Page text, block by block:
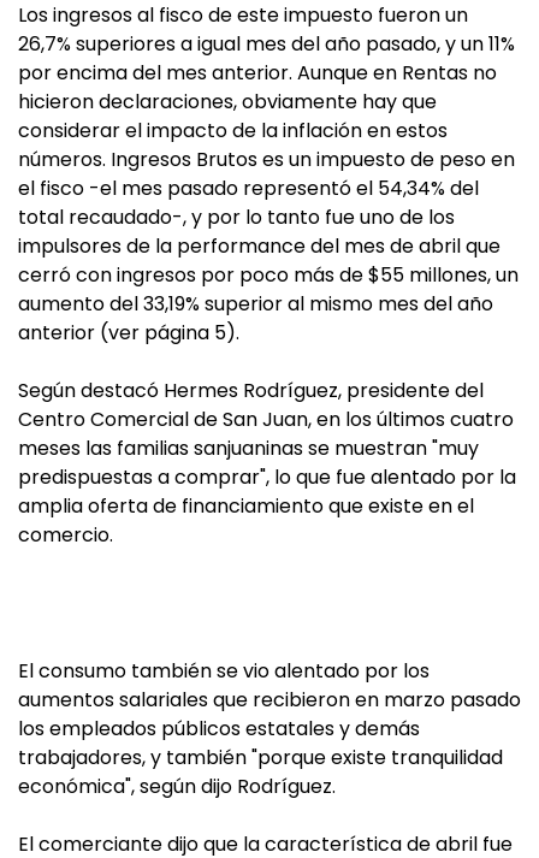
Los ingresos al fisco de este impuesto fueron un
26,7% superiores a igual mes del año pasado, y un 11%
por encima del mes anterior. Aunque en Rentas no
hicieron declaraciones, obviamente hay que
considerar el impacto de la inflación en estos
números. Ingresos Brutos es un impuesto de peso en
el fisco -el mes pasado representó el 54,34% del
total recaudado-, y por lo tanto fue uno de los
impulsores de la performance del mes de abril que
cerró con ingresos por poco más de $55 millones, un
aumento del 33,19% superior al mismo mes del año
anterior (ver página 5).
Según destacó Hermes Rodríguez, presidente del
Centro Comercial de San Juan, en los últimos cuatro
meses las familias sanjuaninas se muestran "muy
predispuestas a comprar", lo que fue alentado por la
amplia oferta de financiamiento que existe en el
comercio.
El consumo también se vio alentado por los
aumentos salariales que recibieron en marzo pasado
los empleados públicos estatales y demás
trabajadores, y también "porque existe tranquilidad
económica", según dijo Rodríguez.
El comerciante dijo que la característica de abril fue